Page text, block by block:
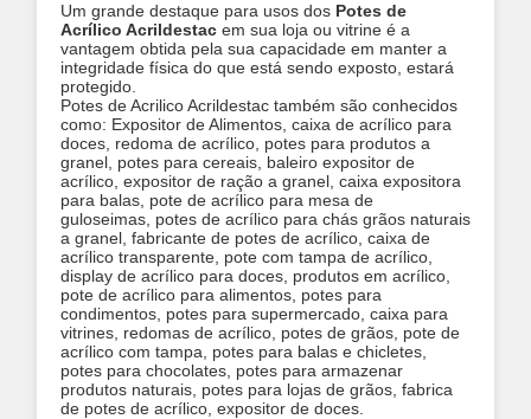
Um grande destaque para usos dos Potes de
Acrílico Acrildestac em sua loja ou vitrine é a
vantagem obtida pela sua capacidade em manter a
integridade física do que está sendo exposto, estará
protegido.
Potes de Acrilico Acrildestac também são conhecidos
como: Expositor de Alimentos, caixa de acrílico para
doces, redoma de acrílico, potes para produtos a
granel, potes para cereais, baleiro expositor de
acrílico, expositor de ração a granel, caixa expositora
para balas, pote de acrílico para mesa de
guloseimas, potes de acrílico para chás grãos naturais
a granel, fabricante de potes de acrílico, caixa de
acrílico transparente, pote com tampa de acrílico,
display de acrílico para doces, produtos em acrílico,
pote de acrílico para alimentos, potes para
condimentos, potes para supermercado, caixa para
vitrines, redomas de acrílico, potes de grãos, pote de
acrílico com tampa, potes para balas e chicletes,
potes para chocolates, potes para armazenar
produtos naturais, potes para lojas de grãos, fabrica
de potes de acrílico, expositor de doces.